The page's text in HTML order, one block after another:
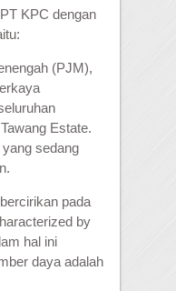
KPC dengan
(PJM),
Estate.
sedang
pada
by
hal ini
daya adalah